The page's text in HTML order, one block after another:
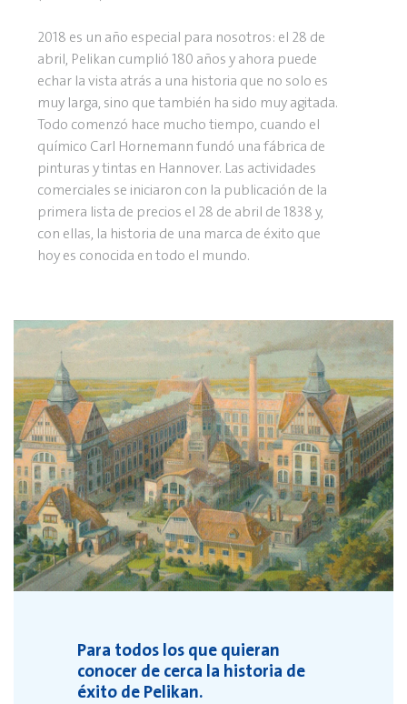
2018 es un año especial para nosotros: el 28 de
abril, Pelikan cumplió 180 años y ahora puede
echar la vista atrás a una historia que no solo es
muy larga, sino que también ha sido muy agitada.
Todo comenzó hace mucho tiempo, cuando el
químico Carl Hornemann fundó una fábrica de
pinturas y tintas en Hannover. Las actividades
comerciales se iniciaron con la publicación de la
primera lista de precios el 28 de abril de 1838 y,
con ellas, la historia de una marca de éxito que
hoy es conocida en todo el mundo.
Para todos los que quieran
conocer de cerca la historia de
éxito de Pelikan.